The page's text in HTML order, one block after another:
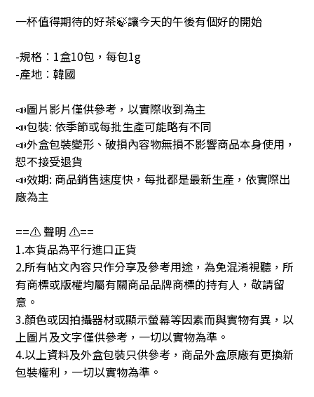
一杯值得期待的好茶🍃讓今天的午後有個好的開始
-規格︰1盒10包，每包1g
-產地︰韓國
📣圖片影片僅供參考，以實際收到為主
📣包裝: 依季節或每批生產可能略有不同
📣外盒包裝變形、破損內容物無損不影響商品本身使用，
恕不接受退貨
📣效期: 商品銷售速度快，每批都是最新生產，依實際出
廠為主
==⚠️ 聲明 ⚠️==
1.本貨品為平行進口正貨
2.所有帖文內容只作分享及參考用途，為免混淆視聽，所
有商標或版權均屬有關商品品牌商標的持有人，敬請留
意。
3.顏色或因拍攝器材或顯示螢幕等因素而與實物有異，以
上圖片及文字僅供參考，一切以實物為準。
4.以上資料及外盒包裝只供參考，商品外盒原廠有更換新
包裝權利，一切以實物為準。